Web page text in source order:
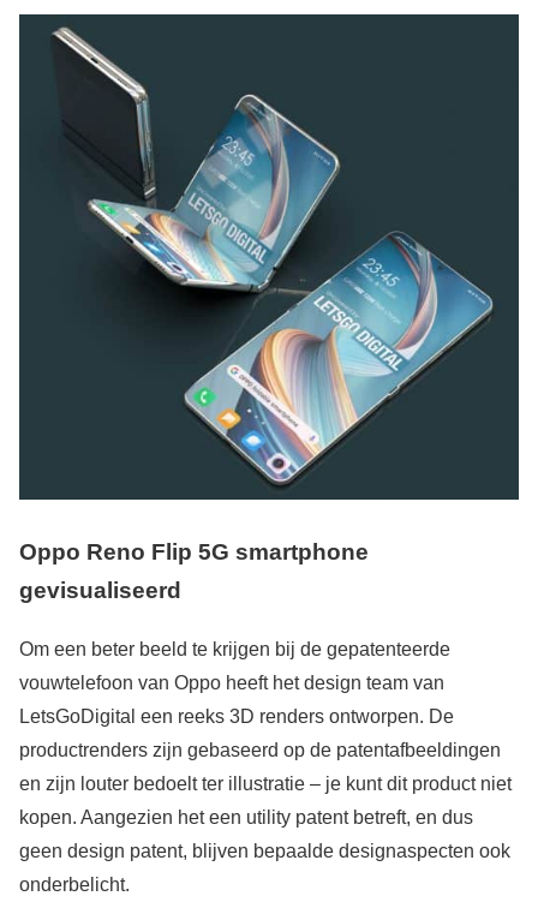
Oppo Reno Flip 5G smartphone
gevisualiseerd
Om een beter beeld te krijgen bij de gepatenteerde
vouwtelefoon van Oppo heeft het design team van
LetsGoDigital een reeks 3D renders ontworpen. De
productrenders zijn gebaseerd op de patentafbeeldingen
en zijn louter bedoelt ter illustratie – je kunt dit product niet
kopen. Aangezien het een utility patent betreft, en dus
geen design patent, blijven bepaalde designaspecten ook
onderbelicht.